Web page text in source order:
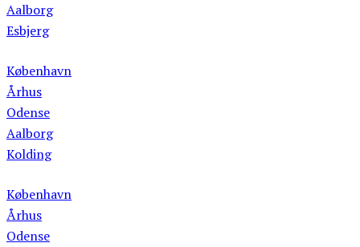
Aalborg
Esbjerg
København
Århus
Odense
Aalborg
Kolding
København
Århus
Odense